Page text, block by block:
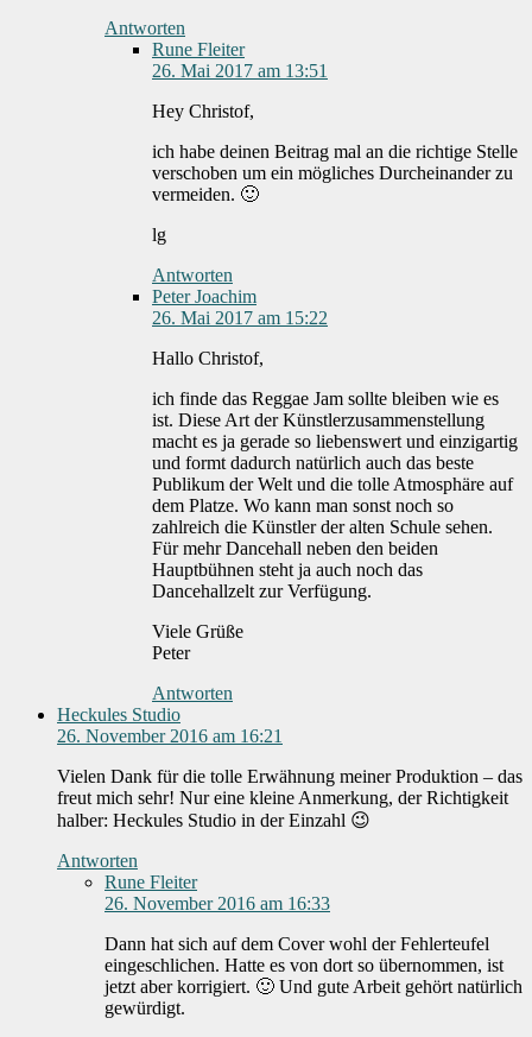
Antworten
Rune Fleiter
26. Mai 2017 am 13:51
Hey Christof,
ich habe deinen Beitrag mal an die richtige Stelle
verschoben um ein mögliches Durcheinander zu
vermeiden. 🙂
lg
Antworten
Peter Joachim
26. Mai 2017 am 15:22
Hallo Christof,
ich finde das Reggae Jam sollte bleiben wie es
ist. Diese Art der Künstlerzusammenstellung
macht es ja gerade so liebenswert und einzigartig
und formt dadurch natürlich auch das beste
Publikum der Welt und die tolle Atmosphäre auf
dem Platze. Wo kann man sonst noch so
zahlreich die Künstler der alten Schule sehen.
Für mehr Dancehall neben den beiden
Hauptbühnen steht ja auch noch das
Dancehallzelt zur Verfügung.
Viele Grüße
Peter
Antworten
Heckules Studio
26. November 2016 am 16:21
Vielen Dank für die tolle Erwähnung meiner Produktion – das
freut mich sehr! Nur eine kleine Anmerkung, der Richtigkeit
halber: Heckules Studio in der Einzahl 😉
Antworten
Rune Fleiter
26. November 2016 am 16:33
Dann hat sich auf dem Cover wohl der Fehlerteufel
eingeschlichen. Hatte es von dort so übernommen, ist
jetzt aber korrigiert. 🙂 Und gute Arbeit gehört natürlich
gewürdigt.